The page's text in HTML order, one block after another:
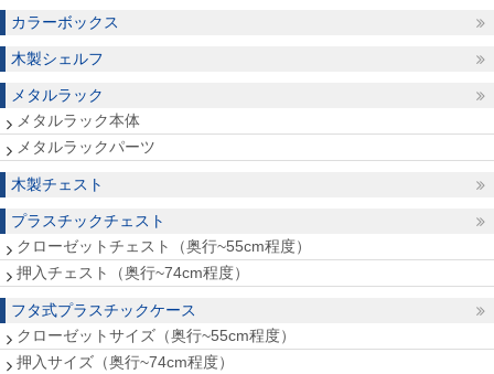
カラーボックス
木製シェルフ
メタルラック
メタルラック本体
メタルラックパーツ
木製チェスト
プラスチックチェスト
クローゼットチェスト（奥行~55cm程度）
押入チェスト（奥行~74cm程度）
フタ式プラスチックケース
クローゼットサイズ（奥行~55cm程度）
押入サイズ（奥行~74cm程度）